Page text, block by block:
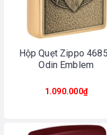
Hộp Quẹt Zippo
Odin Emblem
1.090.000₫